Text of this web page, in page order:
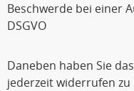
Beschwerde bei einer
DSGVO
Daneben haben Sie
jederzeit widerrufen